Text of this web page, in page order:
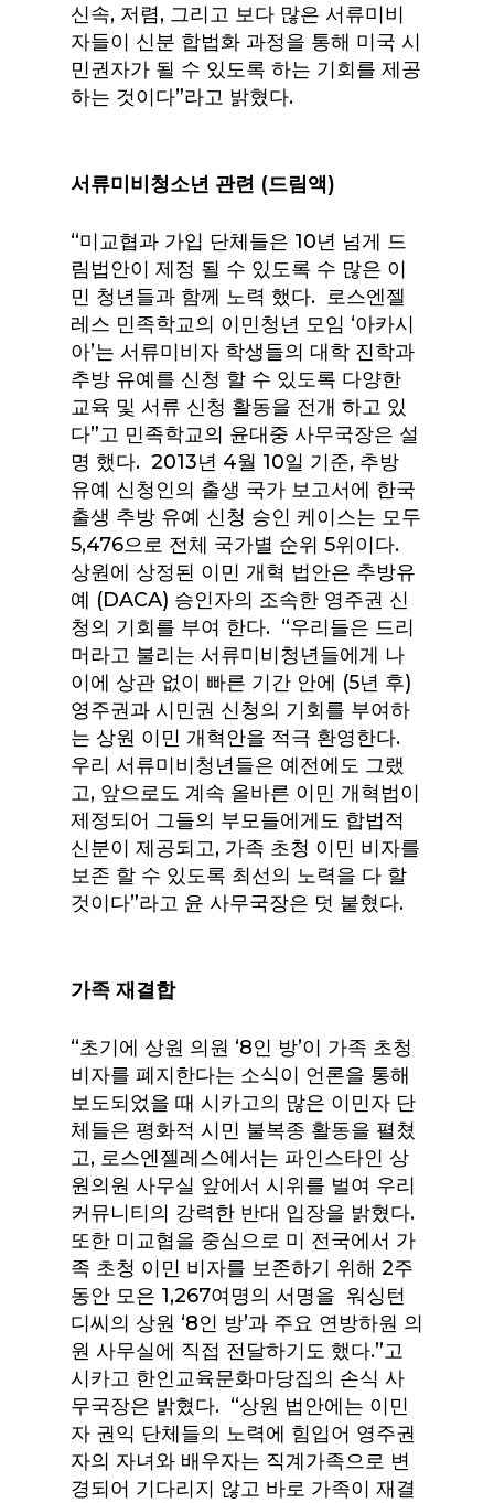
신속, 저렴, 그리고 보다 많은 서류미비
자들이 신분 합법화 과정을 통해 미국 시
민권자가 될 수 있도록 하는 기회를 제공
하는 것이다”라고 밝혔다.
서류미비청소년 관련 (드림액)
“미교협과 가입 단체들은 10년 넘게 드
림법안이 제정 될 수 있도록 수 많은 이
민 청년들과 함께 노력 했다. 로스엔젤
레스 민족학교의 이민청년 모임 ‘아카시
아’는 서류미비자 학생들의 대학 진학과
추방 유예를 신청 할 수 있도록 다양한
교육 및 서류 신청 활동을 전개 하고 있
다”고 민족학교의 윤대중 사무국장은 설
명 했다. 2013년 4월 10일 기준, 추방
유예 신청인의 출생 국가 보고서에 한국
출생 추방 유예 신청 승인 케이스는 모두
5,476으로 전체 국가별 순위 5위이다.
상원에 상정된 이민 개혁 법안은 추방유
예 (DACA) 승인자의 조속한 영주권 신
청의 기회를 부여 한다. “우리들은 드리
머라고 불리는 서류미비청년들에게 나
이에 상관 없이 빠른 기간 안에 (5년 후)
영주권과 시민권 신청의 기회를 부여하
는 상원 이민 개혁안을 적극 환영한다.
우리 서류미비청년들은 예전에도 그랬
고, 앞으로도 계속 올바른 이민 개혁법이
제정되어 그들의 부모들에게도 합법적
신분이 제공되고, 가족 초청 이민 비자를
보존 할 수 있도록 최선의 노력을 다 할
것이다”라고 윤 사무국장은 덧 붙혔다.
가족 재결합
“초기에 상원 의원 ‘8인 방’이 가족 초청
비자를 폐지한다는 소식이 언론을 통해
보도되었을 때 시카고의 많은 이민자 단
체들은 평화적 시민 불복종 활동을 펼쳤
고, 로스엔젤레스에서는 파인스타인 상
원의원 사무실 앞에서 시위를 벌여 우리
커뮤니티의 강력한 반대 입장을 밝혔다.
또한 미교협을 중심으로 미 전국에서 가
족 초청 이민 비자를 보존하기 위해 2주
동안 모은 1,267여명의 서명을 워싱턴
디씨의 상원 ‘8인 방’과 주요 연방하원 의
원 사무실에 직접 전달하기도 했다.”고
시카고 한인교육문화마당집의 손식 사
무국장은 밝혔다. “상원 법안에는 이민
자 권익 단체들의 노력에 힘입어 영주권
자의 자녀와 배우자는 직계가족으로 변
경되어 기다리지 않고 바로 가족이 재결